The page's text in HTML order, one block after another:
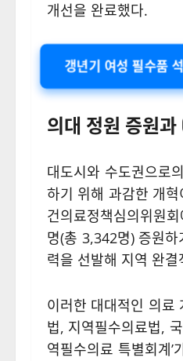
개선을 완료했다.
갱년기 여성 필수품
의대 정원 증원
대도시와 수도권으로
하기 위해 과감한 개혁
건의료정책심의위원
명(총 3,342명) 증원하
력을 선발해 지역 완
이러한 대대적인 의료
법, 지역필수의료법,
역필수의료 특별회계